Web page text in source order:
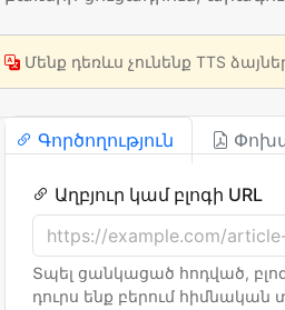
Մենք դեռևս չունենք TTS
Գործողություն
Աղբյուր կամ բլոգի URL
Տպել ցանկացած հոդված,
դուրս ենք բերում հիմնական